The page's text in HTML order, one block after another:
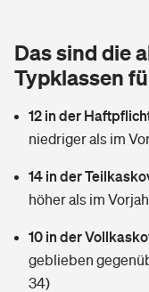
Tools
Wer versichert was:
Sie haben Fragen?
Glasversicherung
Zur Übersicht
Kinderinvalidität
Reiseversicherung
Pferdehalter-
Dread-Disease-
Wer versichert was:
Das sind die
Typklassen
12 in der
niedriger als im
14 in der
höher als im
10 in der
geblieben
34)